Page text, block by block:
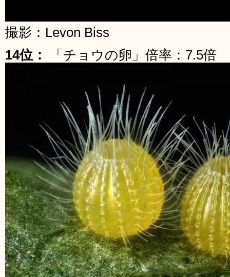
撮影：Levon Biss
14位：
「チョウの卵」倍率：7.5倍